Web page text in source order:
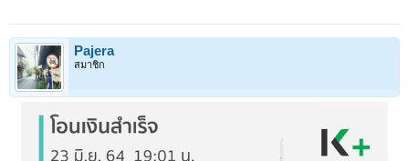
Pajera
สมาชิก